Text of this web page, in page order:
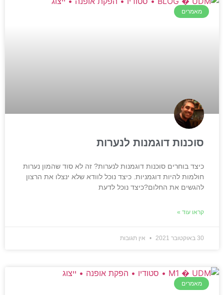
מאמרים
סוכנות דוגמנות לנערות
כיצד בוחרים סוכנות דוגמנות לנערות? זה לא סוד שהמון נערות
חולמות להיות דוגמניות. כיצד נוכל לוודא שלא ינצלו את הרצון
להגשים את החלום?כיצד נוכל לדעת
קראו עוד »
30 באוקטובר 2021 אין תגובות
מאמרים